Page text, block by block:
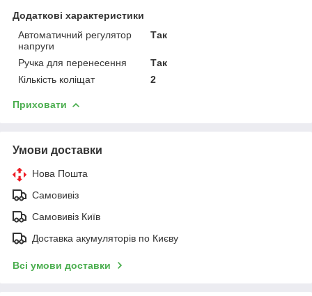
Додаткові характеристики
Автоматичний регулятор
напруги
Так
Ручка для перенесення
Так
Кількість коліщат
2
Приховати
Умови доставки
Нова Пошта
Самовивіз
Самовивіз Київ
Доставка акумуляторів по Києву
Всі умови доставки